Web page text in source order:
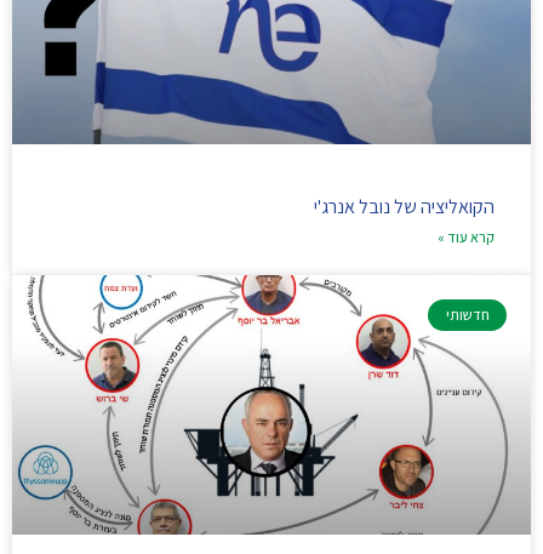
הקואליציה של נובל אנרג'י
קרא עוד »
חדשותי